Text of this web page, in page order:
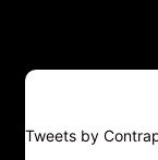
Tweets by